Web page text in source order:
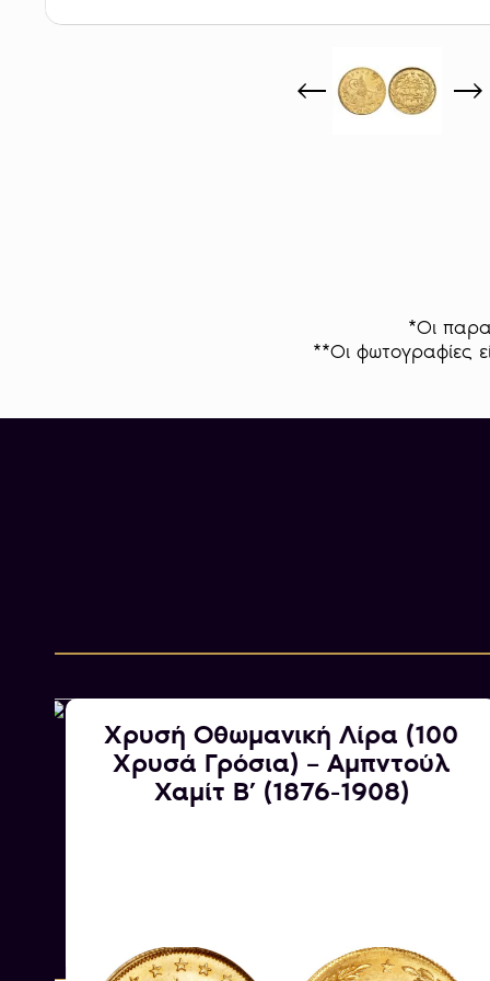
*Οι
**Οι φωτογραφίες
Χρυσή Οθωμανική Λίρα (100
Χρυσά Γρόσια) – Αμπντούλ
Χαμίτ Β’ (1876-1908)